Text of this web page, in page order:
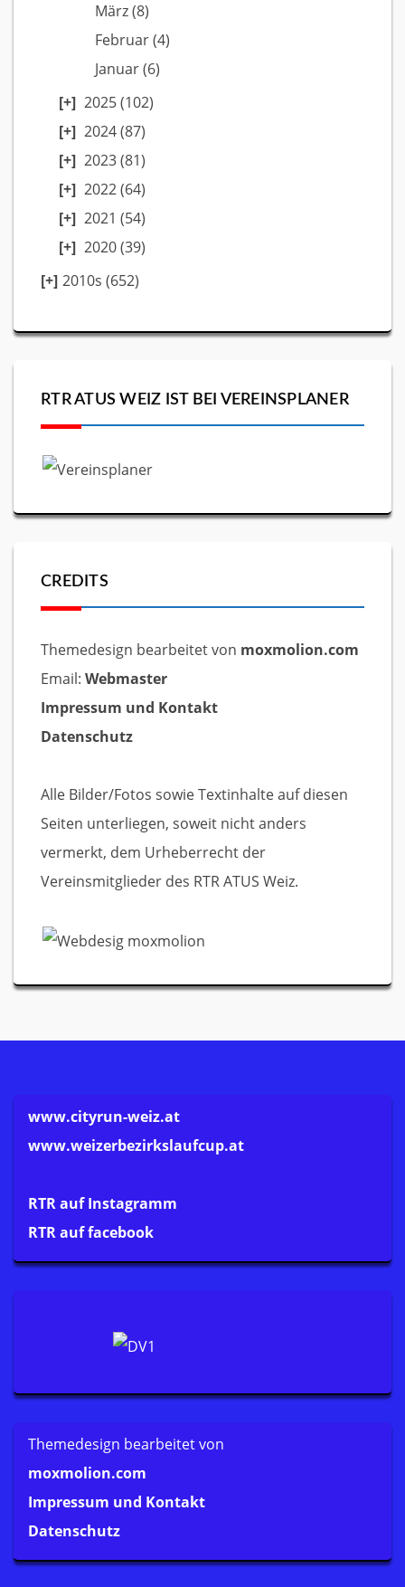
März(8)
Februar(4)
Januar(6)
2025(102)
2024(87)
2023(81)
2022(64)
2021 (54)
2020(39)
2010s (652)
RTR ATUS WEIZ IST BEI VEREINSPLANER
CREDITS
Themedesign bearbeitet von moxmolion.com
Email: Webmaster
Impressum und Kontakt
Datenschutz
Alle Bilder/Fotos sowie Textinhalte auf diesen
Seiten unterliegen, soweit nicht anders
vermerkt, dem Urheberrecht der
Vereinsmitglieder des RTR ATUS Weiz.
www.cityrun-weiz.at
www.weizerbezirkslaufcup.at
RTR auf Instagramm
RTR auf facebook
Themedesign bearbeitet von
moxmolion.com
Impressum und Kontakt
Datenschutz